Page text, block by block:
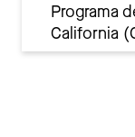
Programa
California